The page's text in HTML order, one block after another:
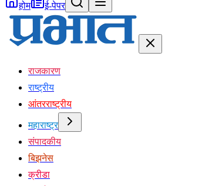
होम ई-पेपर
राजकारण
राष्ट्रीय
आंतरराष्ट्रीय
महाराष्ट्र
संपादकीय
बिझनेस
क्रीडा